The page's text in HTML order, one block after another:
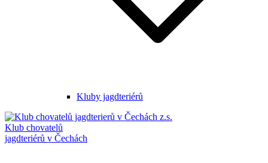
Kluby jagdteriérů
Klub chovatelů
jagdteriérů v Čechách